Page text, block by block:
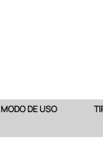
MODO DE USO